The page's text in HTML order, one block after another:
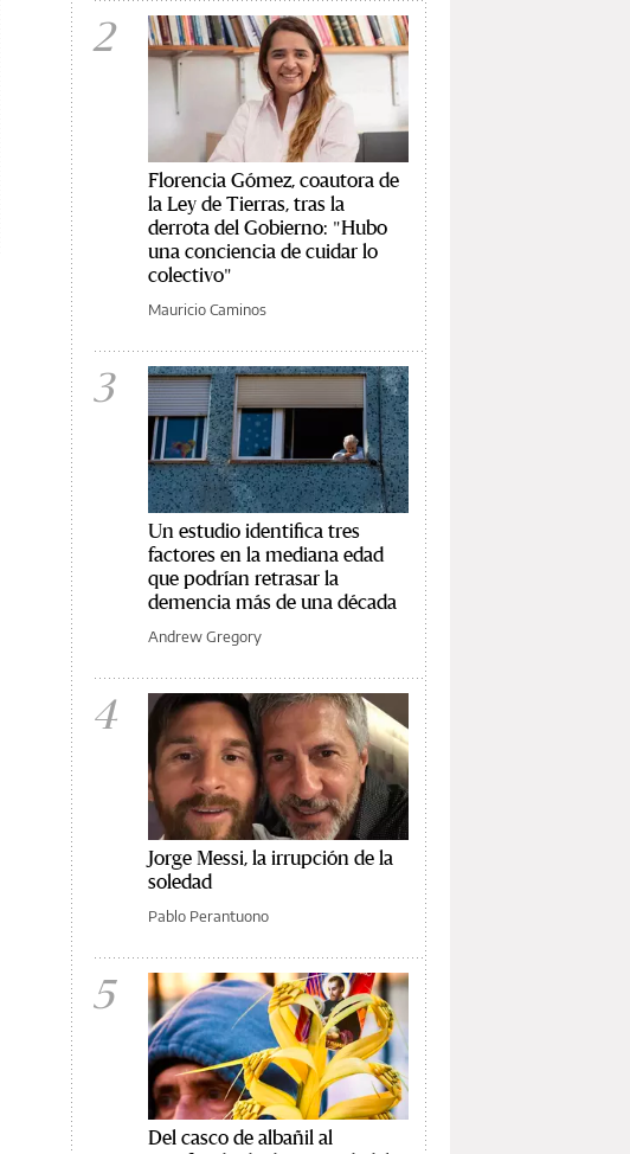
2
Florencia Gómez, coautora de
la Ley de Tierras, tras la
derrota del Gobierno: "Hubo
una conciencia de cuidar lo
colectivo"
Mauricio Caminos
3
Un estudio identifica tres
factores en la mediana edad
que podrían retrasar la
demencia más de una década
Andrew Gregory
4
Jorge Messi, la irrupción de la
soledad
Pablo Perantuono
5
Del casco de albañil al